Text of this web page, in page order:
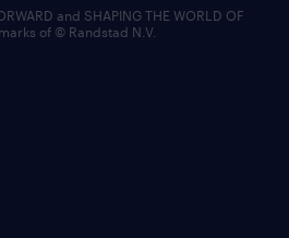
and SHAPING THE WORLD OF
of © Randstad N.V.